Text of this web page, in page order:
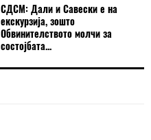
СДСМ: Дали и Савески е на
екскурзија, зошто
Обвинителството молчи за
состојбата...